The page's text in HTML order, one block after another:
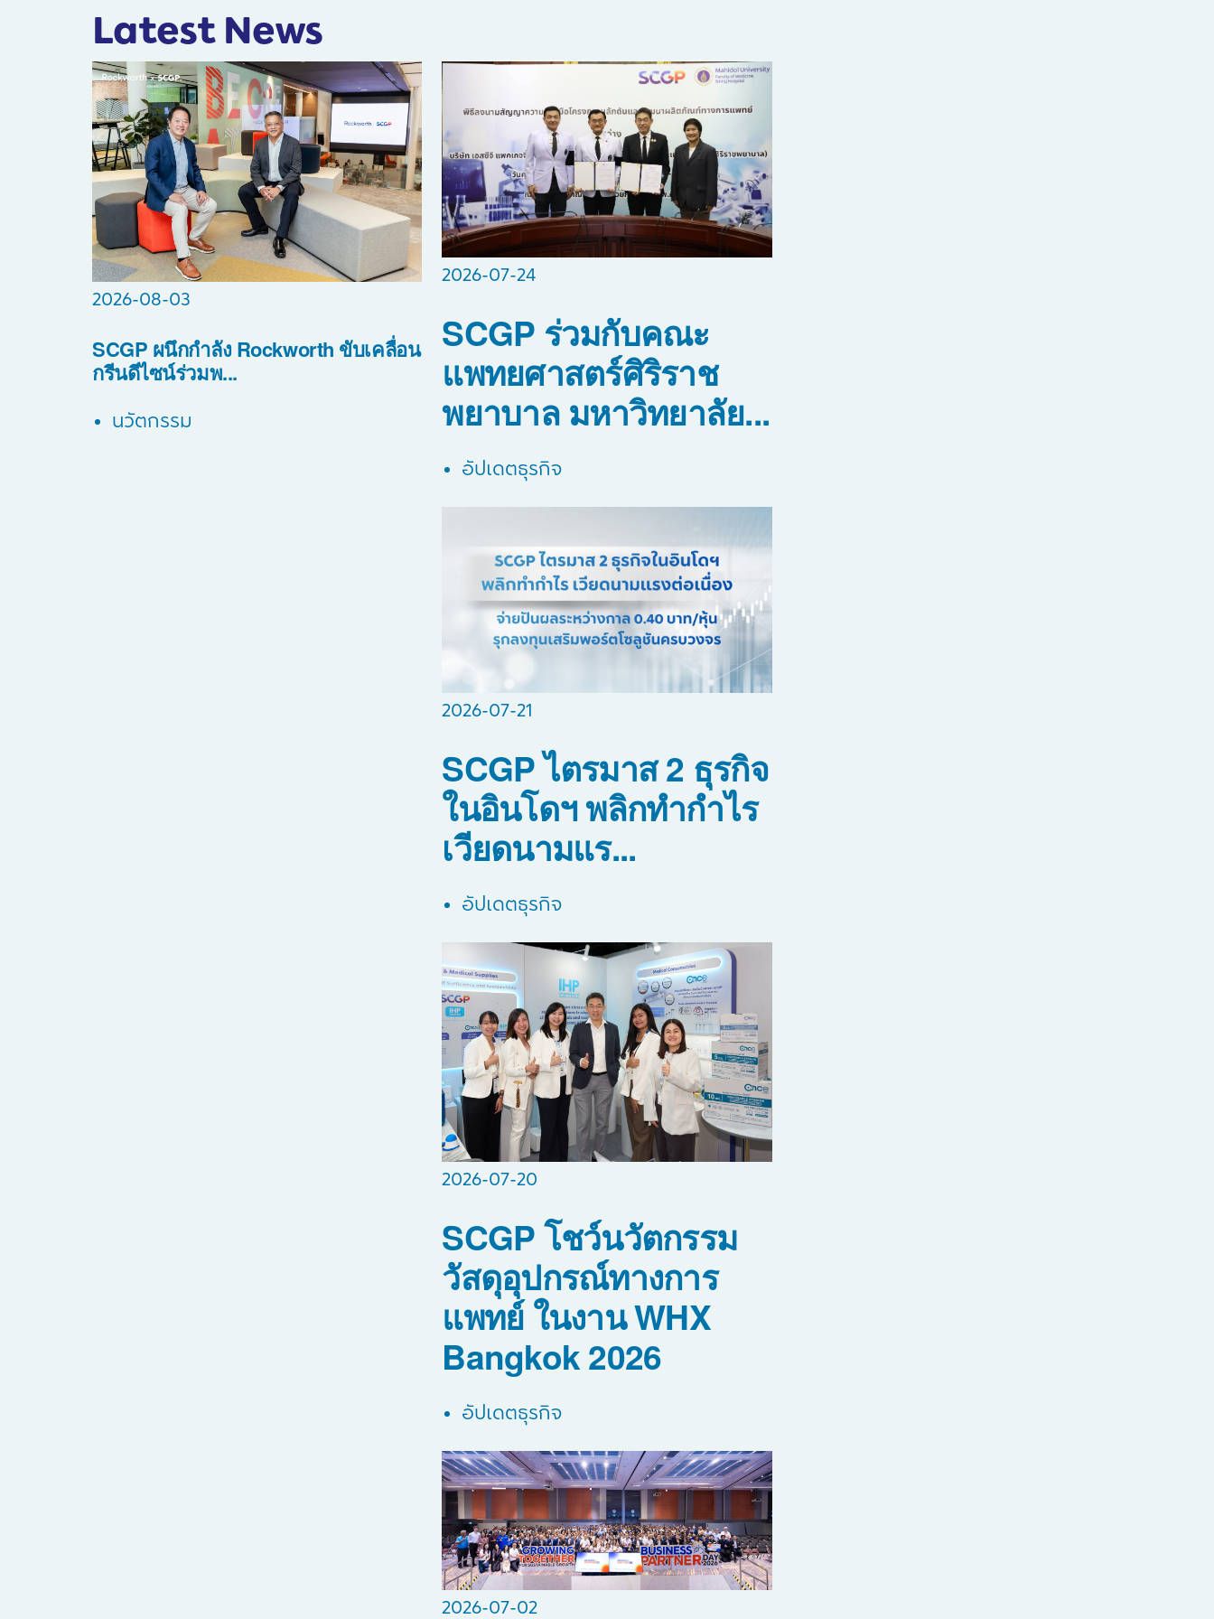
Latest News
2026-08-03
SCGP ผนึกกำลัง Rockworth ขับเคลื่อน
กรีนดีไซน์ร่วมพ...
นวัตกรรม
2026-07-24
SCGP ร่วมกับคณะ
แพทยศาสตร์ศิริราช
พยาบาล มหาวิทยาลัย...
อัปเดตธุรกิจ
2026-07-21
SCGP ไตรมาส 2 ธุรกิจ
ในอินโดฯ พลิกทำกำไร
เวียดนามแร...
อัปเดตธุรกิจ
2026-07-20
SCGP โชว์นวัตกรรม
วัสดุอุปกรณ์ทางการ
แพทย์ ในงาน WHX
Bangkok 2026
อัปเดตธุรกิจ
2026-07-02